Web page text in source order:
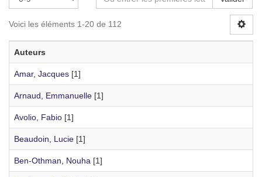
Voici les éléments 1-20 de 112
Auteurs
Amar, Jacques [1]
Arnaud, Emmanuelle [1]
Avolio, Fabio [1]
Beaudoin, Lucie [1]
Ben-Othman, Nouha [1]